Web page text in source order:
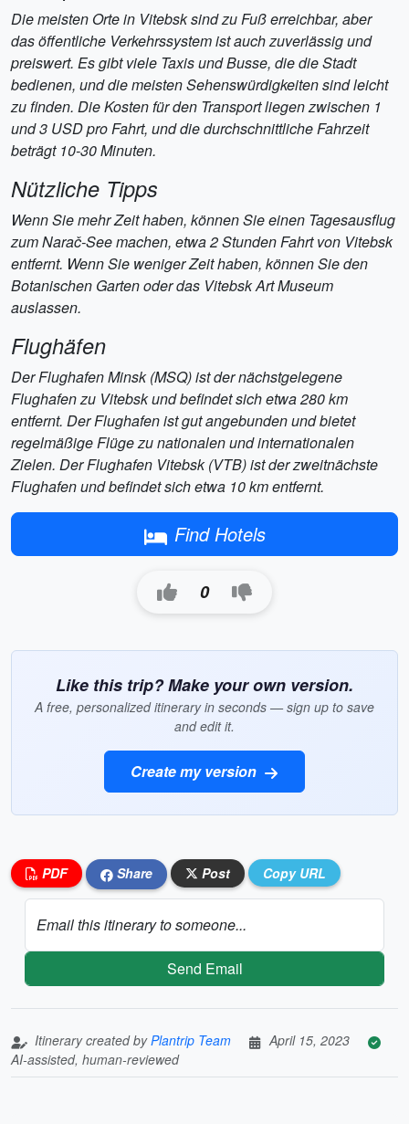
Die meisten Orte in Vitebsk sind zu Fuß erreichbar, aber
das öffentliche Verkehrssystem ist auch zuverlässig und
preiswert. Es gibt viele Taxis und Busse, die die Stadt
bedienen, und die meisten Sehenswürdigkeiten sind leicht
zu finden. Die Kosten für den Transport liegen zwischen 1
und 3 USD pro Fahrt, und die durchschnittliche Fahrzeit
beträgt 10-30 Minuten.
Nützliche Tipps
Wenn Sie mehr Zeit haben, können Sie einen Tagesausflug
zum Narač-See machen, etwa 2 Stunden Fahrt von Vitebsk
entfernt. Wenn Sie weniger Zeit haben, können Sie den
Botanischen Garten oder das Vitebsk Art Museum
auslassen.
Flughäfen
Der Flughafen Minsk (MSQ) ist der nächstgelegene
Flughafen zu Vitebsk und befindet sich etwa 280 km
entfernt. Der Flughafen ist gut angebunden und bietet
regelmäßige Flüge zu nationalen und internationalen
Zielen. Der Flughafen Vitebsk (VTB) ist der zweitnächste
Flughafen und befindet sich etwa 10 km entfernt.
Find Hotels
0
Like this trip? Make your own version.
A free, personalized itinerary in seconds — sign up to save
and edit it.
Create my version
PDF Share Post Copy URL
Email this itinerary to someone...
Send Email
Itinerary created byPlantrip Team
April 15, 2023
AI-assisted, human-reviewed